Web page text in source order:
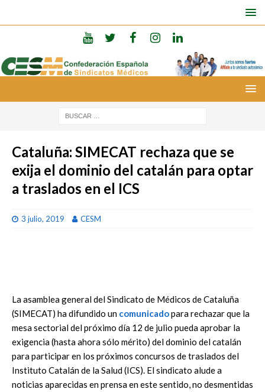
Cataluña: SIMECAT rechaza que se
exija el dominio del catalán para optar
a traslados en el ICS
3 julio, 2019 CESM
La asamblea general del Sindicato de Médicos de Cataluña
(SIMECAT) ha difundido un comunicadopara rechazar que la
mesa sectorial del próximo día 12 de julio pueda aprobar la
exigencia (hasta ahora sólo mérito) del dominio del catalán
para participar en los próximos concursos de traslados del
Instituto Catalán de la Salud (ICS). El sindicato alude a
noticias aparecidas en prensa en este sentido, no desmentidas